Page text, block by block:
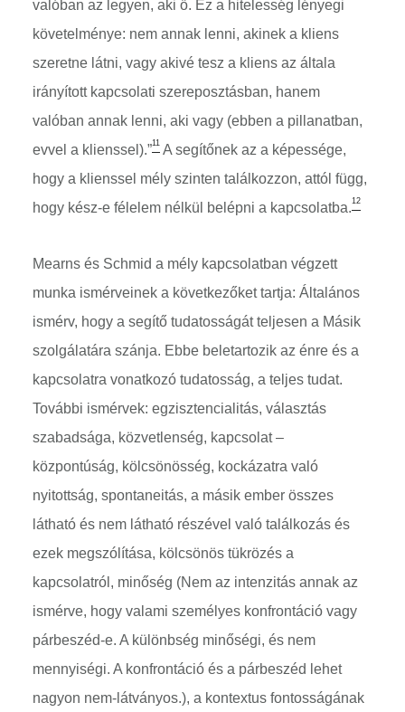
valóban az legyen, aki ő. Ez a hitelesség lényegi
követelménye: nem annak lenni, akinek a kliens
szeretne látni, vagy akivé tesz a kliens az általa
irányított kapcsolati szereposztásban, hanem
valóban annak lenni, aki vagy (ebben a pillanatban,
evvel a klienssel).”11A segítőnek az a képessége,
hogy a klienssel mély szinten találkozzon, attól függ,
hogy kész-e félelem nélkül belépni a kapcsolatba. 12
Mearns és Schmid a mély kapcsolatban végzett
munka ismérveinek a következőket tartja: Általános
ismérv, hogy a segítő tudatosságát teljesen a Másik
szolgálatára szánja. Ebbe beletartozik az énre és a
kapcsolatra vonatkozó tudatosság, a teljes tudat.
További ismérvek: egzisztencialitás, választás
szabadsága, közvetlenség, kapcsolat –
központúság, kölcsönösség, kockázatra való
nyitottság, spontaneitás, a másik ember összes
látható és nem látható részével való találkozás és
ezek megszólítása, kölcsönös tükrözés a
kapcsolatról, minőség (Nem az intenzitás annak az
ismérve, hogy valami személyes konfrontáció vagy
párbeszéd-e. A különbség minőségi, és nem
mennyiségi. A konfrontáció és a párbeszéd lehet
nagyon nem-látványos.), a kontextus fontosságának